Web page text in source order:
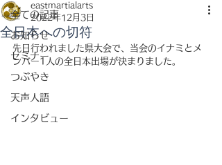
全ての記事
お知らせ
セミナー
つぶやき
天声人語
インタビュー
全日本への切符
eastmartialarts
2022年12月3日
先日行われました県大会で、当会のイナミとメ
ンバー1人の全日本出場が決まりました。